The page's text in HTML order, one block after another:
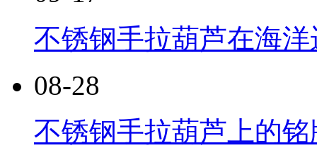
不锈钢手拉葫芦在海
08-28
不锈钢手拉葫芦上的